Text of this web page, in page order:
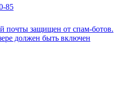
85
почты защищен от спам-ботов.
должен быть включен